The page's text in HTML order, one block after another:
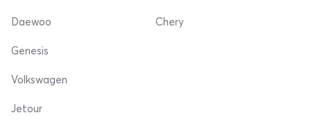
Daewoo Chery
Genesis
Volkswagen
Jetour